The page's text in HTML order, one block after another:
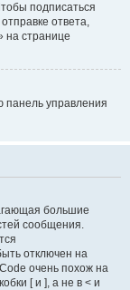
подписаться
ответа,
на странице
панель управления
большие
сообщения.
отключен на
очень похож на
[ и ], а не в < и